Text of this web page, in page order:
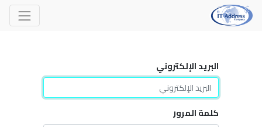
البريد الإلكتروني
كلمة المرور